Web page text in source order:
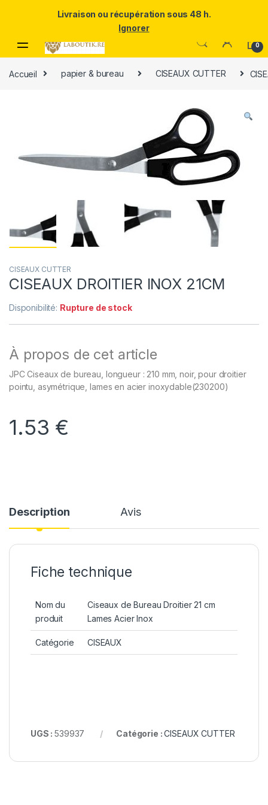
puissance et l'élégance du Samsung Galaxy S25 Ultra à prix réduit.
0
Accueil papier & bureau CISEAUX CUTTER
CISEAUX CUTTER
CISEAUX DROITIER INOX 21CM
Disponibilité: Rupture de stock
À propos de cet article
JPC Ciseaux de bureau, longueur : 210 mm, noir, pour droitier
pointu, asymétrique, lames en acier inoxydable(230200)
1.53 €
Description Avis
Fiche technique
Nom du
produit
Ciseaux de Bureau Droitier 21 cm
Lames Acier Inox
Catégorie CISEAUX
UGS :539937 Catégorie :CISEAUX CUTTER
Livraison ou récupération sous 48 h.
Ignorer